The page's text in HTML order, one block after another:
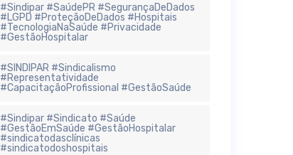
#Sindipar #SaúdePR #SegurançaDeDados
#LGPD #ProteçãoDeDados #Hospitais
#TecnologiaNaSaúde #Privacidade
#GestãoHospitalar
#SINDIPAR #Sindicalismo
#Representatividade
#CapacitaçãoProfissional #GestãoSaúde
#Sindipar #Sindicato #Saúde
#GestãoEmSaúde #GestãoHospitalar
#sindicatodasclínicas
#sindicatodoshospitais